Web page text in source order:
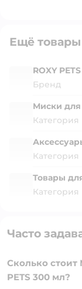
Ещё товары
ROXY PETS
Бренд
Миски
Категория
Категория
Товары
Категория
Часто
Сколько стоит
PETS 300 мл?